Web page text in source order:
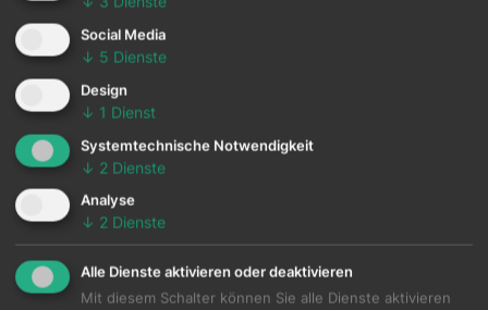
Social Media
↓ 5 Dienste
Design
↓ 1 Dienst
Systemtechnische Notwendigkeit
↓ 2 Dienste
Analyse
↓ 2 Dienste
Alle Dienste aktivieren oder deaktivieren
Mit diesem Schalter können Sie alle Dienste aktivieren